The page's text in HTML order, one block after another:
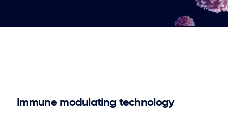
Immune modulating technology